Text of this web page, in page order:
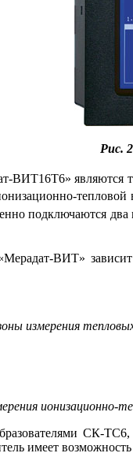
Рис. 2
являются
теп­ло­вой
подключаются
ВИТ»
измерения
ионизационно-
СК-
возможность